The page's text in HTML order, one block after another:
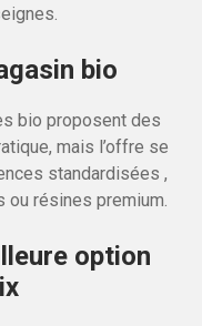
bio
bio proposent des
mais l’offre se
standardisées ,
ou résines premium.
option